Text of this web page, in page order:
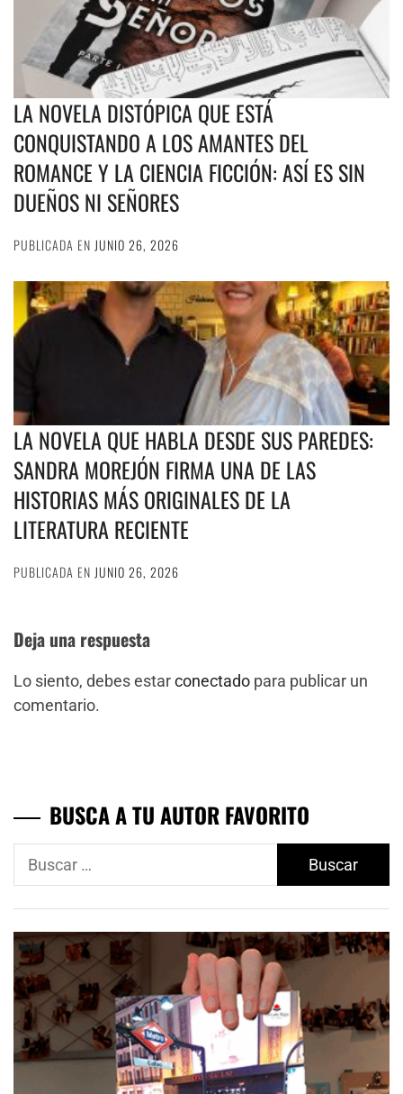
LA NOVELA DISTÓPICA QUE ESTÁ
CONQUISTANDO A LOS AMANTES DEL
ROMANCE Y LA CIENCIA FICCIÓN: ASÍ ES SIN
DUEÑOS NI SEÑORES
PUBLICADA EN JUNIO 26, 2026
LA NOVELA QUE HABLA DESDE SUS PAREDES:
SANDRA MOREJÓN FIRMA UNA DE LAS
HISTORIAS MÁS ORIGINALES DE LA
LITERATURA RECIENTE
PUBLICADA EN JUNIO 26, 2026
Deja una respuesta
Lo siento, debes estarconectado para publicar un
comentario.
BUSCA A TU AUTOR FAVORITO
Buscar: